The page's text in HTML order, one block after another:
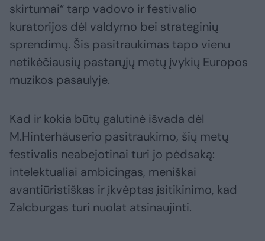
skirtumai“ tarp vadovo ir festivalio
kuratorijos dėl valdymo bei strateginių
sprendimų. Šis pasitraukimas tapo vienu
netikėčiausių pastarųjų metų įvykių Europos
muzikos pasaulyje.
Kad ir kokia būtų galutinė išvada dėl
M.Hinterhäuserio pasitraukimo, šių metų
festivalis neabejotinai turi jo pėdsaką:
intelektualiai ambicingas, meniškai
avantiūristiškas ir įkvėptas įsitikinimo, kad
Zalcburgas turi nuolat atsinaujinti.